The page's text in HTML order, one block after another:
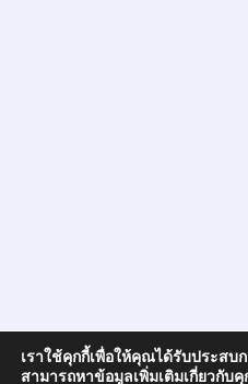
เราใช้คุกกี้เพื่อให้คุณได้รับประส
สามารถหาข้อมูลเพิ่มเติมเกี่ยวกับ